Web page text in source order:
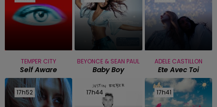
TEMPER CITY
Self Aware
BEYONCE & SEAN PAUL
Baby Boy
ADELE CASTILLON
Ete Avec Toi
17h52
17h52 17h44
17h44 17h41
17h41